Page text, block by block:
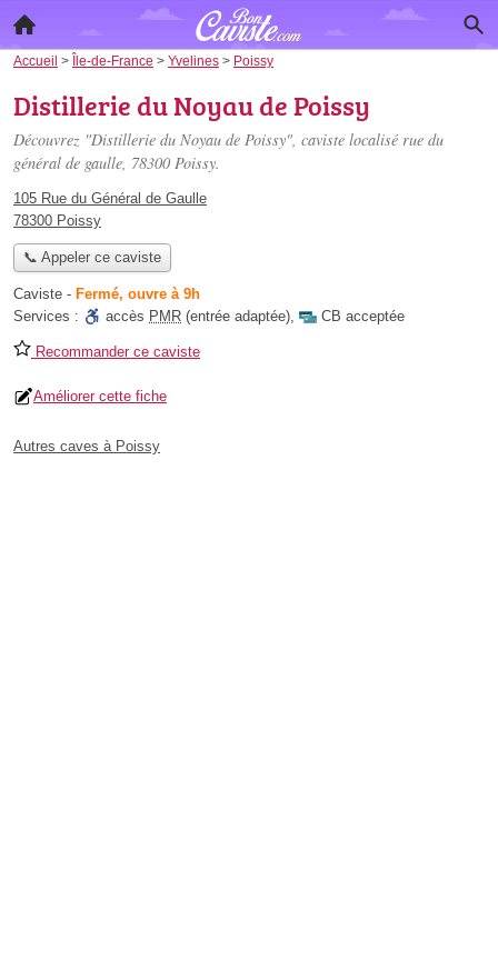
Accueil > Île-de-France > Yvelines > Poissy
Distillerie du Noyau de Poissy
Découvrez "Distillerie du Noyau de Poissy", caviste localisé rue du
général de gaulle, 78300 Poissy.
105 Rue du Général de Gaulle
78300 Poissy
📞 Appeler ce caviste
Caviste - Fermé, ouvre à 9h
Services :
accès PMR (entrée adaptée), CB acceptée
Recommander ce caviste
Améliorer cette fiche
Autres caves à Poissy